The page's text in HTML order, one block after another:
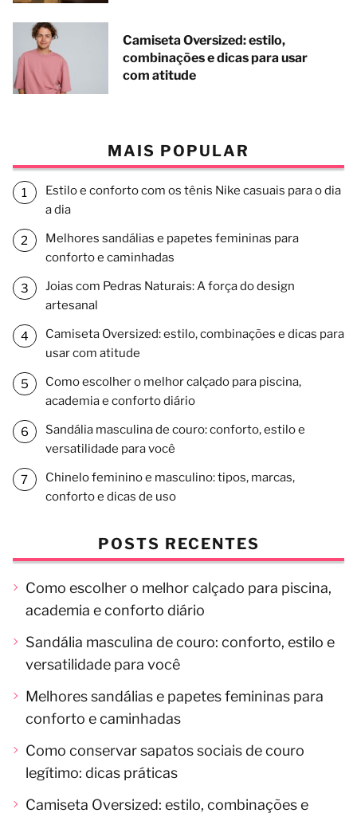
Camiseta Oversized: estilo,
combinações e dicas para usar
com atitude
MAIS POPULAR
Estilo e conforto com os tênis Nike casuais para o dia
a dia
Melhores sandálias e papetes femininas para
conforto e caminhadas
Joias com Pedras Naturais: A força do design
artesanal
Camiseta Oversized: estilo, combinações e dicas para
usar com atitude
Como escolher o melhor calçado para piscina,
academia e conforto diário
Sandália masculina de couro: conforto, estilo e
versatilidade para você
Chinelo feminino e masculino: tipos, marcas,
conforto e dicas de uso
POSTS RECENTES
Como escolher o melhor calçado para piscina,
academia e conforto diário
Sandália masculina de couro: conforto, estilo e
versatilidade para você
Melhores sandálias e papetes femininas para
conforto e caminhadas
Como conservar sapatos sociais de couro
legítimo: dicas práticas
Camiseta Oversized: estilo, combinações e